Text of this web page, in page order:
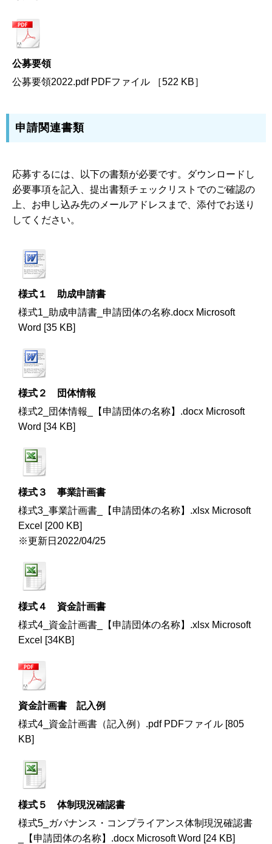
公募要領
公募要領2022.pdf PDFファイル ［522 KB］
申請関連書類
応募するには、以下の書類が必要です。ダウンロードし
必要事項を記入、提出書類チェックリストでのご確認の
上、お申し込み先のメールアドレスまで、添付でお送り
してください。
様式１ 助成申請書
様式1_助成申請書_申請団体の名称.docx Microsoft
Word [35 KB]
様式２ 団体情報
様式2_団体情報_【申請団体の名称】.docx Microsoft
Word [34 KB]
様式３ 事業計画書
様式3_事業計画書_【申請団体の名称】.xlsx Microsoft
Excel [200 KB]
※更新日2022/04/25
様式４ 資金計画書
様式4_資金計画書_【申請団体の名称】.xlsx Microsoft
Excel [34KB]
資金計画書 記入例
様式4_資金計画書（記入例）.pdf PDFファイル [805
KB]
様式５ 体制現況確認書
様式5_ガバナンス・コンプライアンス体制現況確認書
_【申請団体の名称】.docx Microsoft Word [24 KB]